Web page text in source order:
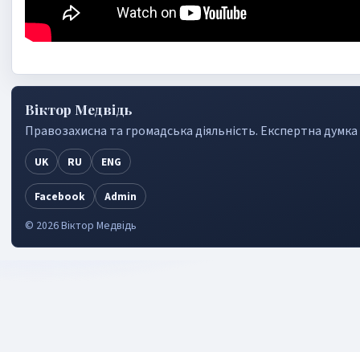
Віктор Медвідь
Правозахисна та громадська дiяльнiсть. Експертна
UK RU ENG
Facebook Admin
© 2026Віктор Медвідь